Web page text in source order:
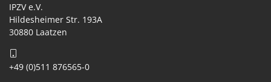
IPZV e.V.
Hildesheimer Str. 193A
30880 Laatzen
+49 (0)511 876565-0